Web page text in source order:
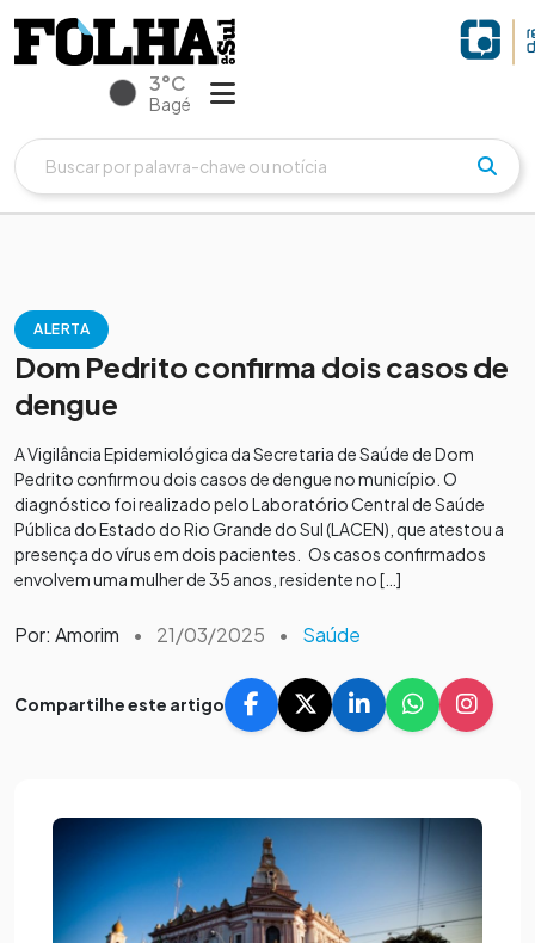
3°C
Bagé
ALERTA
Dom Pedrito confirma dois casos de
dengue
A Vigilância Epidemiológica da Secretaria de Saúde de Dom
Pedrito confirmou dois casos de dengue no município. O
diagnóstico foi realizado pelo Laboratório Central de Saúde
Pública do Estado do Rio Grande do Sul (LACEN), que atestou a
presença do vírus em dois pacientes. Os casos confirmados
envolvem uma mulher de 35 anos, residente no […]
Por: Amorim • 21/03/2025 • Saúde
Compartilhe este artigo